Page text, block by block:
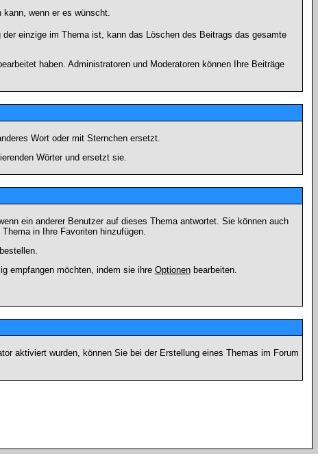
wenn er es wünscht.
einzige im Thema ist, kann das Löschen des Beitrags das gesamte
haben. Administratoren und Moderatoren können Ihre Beiträge
Wort oder mit Sternchen ersetzt.
Wörter und ersetzt sie.
ein anderer Benutzer auf dieses Thema antwortet. Sie können auch
in Ihre Favoriten hinzufügen.
empfangen möchten, indem sie ihre Optionenbearbeiten.
aktiviert wurden, können Sie bei der Erstellung eines Themas im Forum